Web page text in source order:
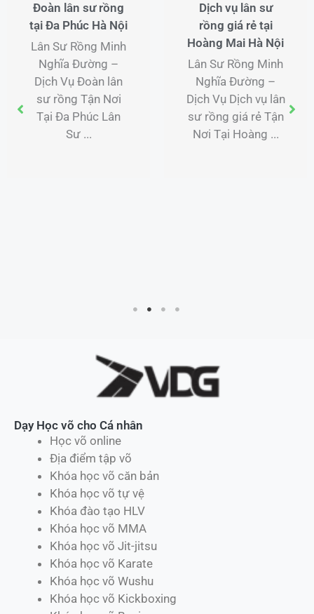
Đoàn lân sư rồng
tại Đa Phúc Hà Nội
Lân Sư Rồng Minh
Nghĩa Đường –
Dịch Vụ Đoàn lân
sư rồng Tận Nơi
Tại Đa Phúc Lân
Sư ...
Dịch vụ lân sư
rồng giá rẻ tại
Hoàng Mai Hà Nội
Lân Sư Rồng Minh
Nghĩa Đường –
Dịch Vụ Dịch vụ lân
sư rồng giá rẻ Tận
Nơi Tại Hoàng ...
Dạy Học võ cho Cá nhân
Học võ online
Địa điểm tập võ
Khóa học võ căn bản
Khóa học võ tự vệ
Khóa đào tạo HLV
Khóa học võ MMA
Khóa học võ Jit-jitsu
Khóa học võ Karate
Khóa học võ Wushu
Khóa học võ Kickboxing